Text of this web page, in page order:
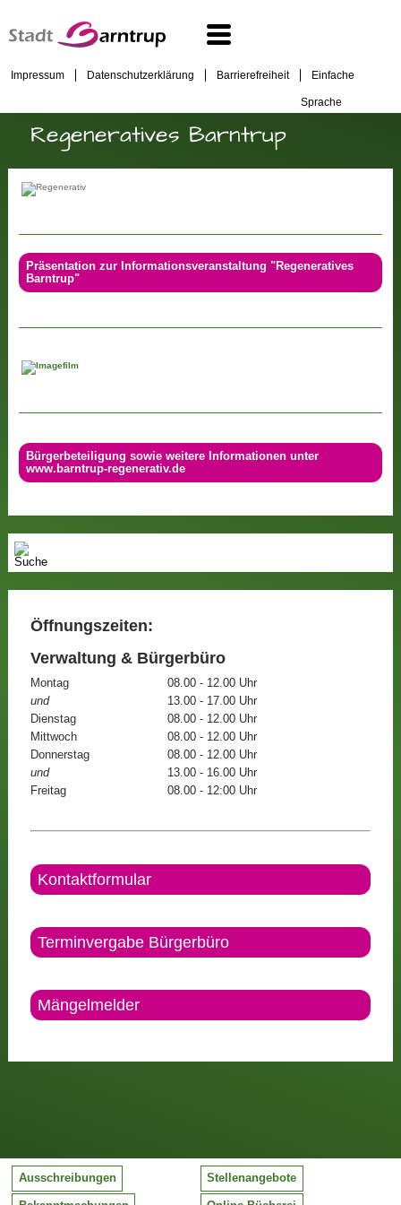
Impressum Datenschutzerklärung Barrierefreiheit Einfache
Sprache
Regeneratives Barntrup
Präsentation zur Informationsveranstaltung "Regeneratives
Barntrup"
Bürgerbeteiligung sowie weitere Informationen unter
www.barntrup-regenerativ.de
Öffnungszeiten:
Verwaltung & Bürgerbüro
Montag
08.00 - 12.00 Uhr
und
13.00 - 17.00 Uhr
Dienstag
08.00 - 12.00 Uhr
Mittwoch
08.00 - 12.00 Uhr
Donnerstag
08.00 - 12.00 Uhr
und
13.00 - 16.00 Uhr
Freitag
08.00 - 12:00 Uhr
Kontaktformular
Terminvergabe Bürgerbüro
Mängelmelder
Ausschreibungen Stellenangebote